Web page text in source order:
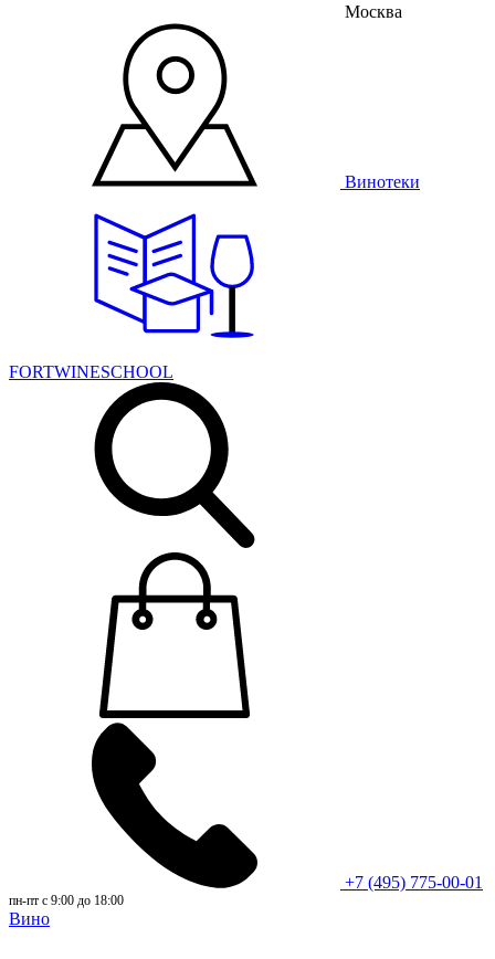
Москва
Винотеки
FORTWINESCHOOL
+7 (495) 775-00-01
пн-пт с 9:00 до 18:00
Вино